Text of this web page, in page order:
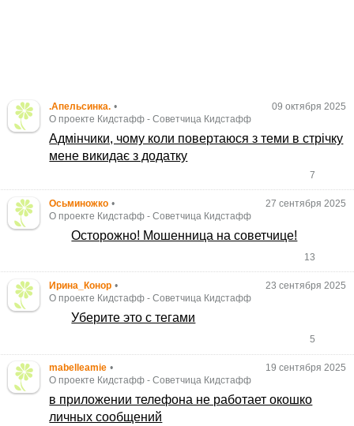
.Апельсинка. •
09 октября 2025
О проекте Кидстафф -Советчица Кидстафф
Адмінчики, чому коли повертаюся з теми в стрічку
мене викидає з додатку
7
Осьминожко •
27 сентября 2025
О проекте Кидстафф -Советчица Кидстафф
Осторожно! Мошенница на советчице!
13
Ирина_Конор •
23 сентября 2025
О проекте Кидстафф -Советчица Кидстафф
Уберите это с тегами
5
mabelleamie •
19 сентября 2025
О проекте Кидстафф -Советчица Кидстафф
в приложении телефона не работает окошко
личных сообщений